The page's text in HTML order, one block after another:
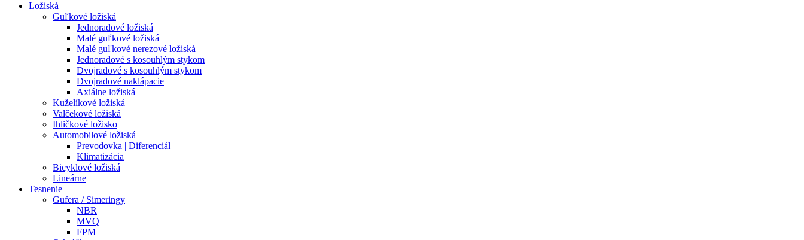
Ložiská
Guľkové ložiská
Jednoradové ložiská
Malé guľkové ložiská
Malé guľkové nerezové ložiská
Jednoradové s kosouhlým stykom
Dvojradové s kosouhlým stykom
Dvojradové naklápacie
Axiálne ložiská
Kuželíkové ložiská
Valčekové ložiská
Ihličkové ložisko
Automobilové ložiská
Prevodovka | Diferenciál
Klimatizácia
Bicyklové ložiská
Lineárne
Tesnenie
Gufera / Simeringy
NBR
MVQ
FPM